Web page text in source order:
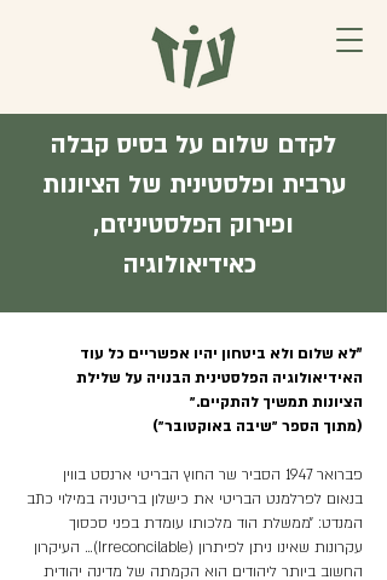
לקדם שלום על בסיס קבלה
ערבית ופלסטינית של הציונות
ופירוק הפלסטיניזם,
"לא שלום ולא ביטחון יהיו אפשריים כל עוד
האידיאולוגיה הפלסטינית הבנויה על שלילת
הציונות תמשיך להתקיים.״
(מתוך הספר ״שיבה באוקטובר״)
פברואר 1947 הסביר שר החוץ הבריטי ארנסט בווין
בנאום לפרלמנט הבריטי את כישלון בריטניה במילוי כתב
המנדט: ״ממשלת הוד מלכותו עומדת בפני סכסוך
עקרונות שאינו ניתן לפיתרון (Irreconcilable)… העיקרון
החשוב ביותר ליהודים הוא הקמתה של מדינה יהודית